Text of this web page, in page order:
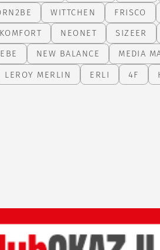
WITTCHEN
FRISCO
KOMFORT NEONET
SIZEER
NEW BALANCE
MEDIA
LEROY MERLIN ERLI 4F